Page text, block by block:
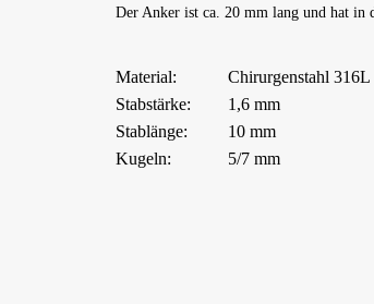
Der Anker ist ca. 20 mm lang und hat in
Material:
Chirurgenstahl 316L
Stabstärke:
1,6 mm
Stablänge:
10 mm
Kugeln:
5/7 mm